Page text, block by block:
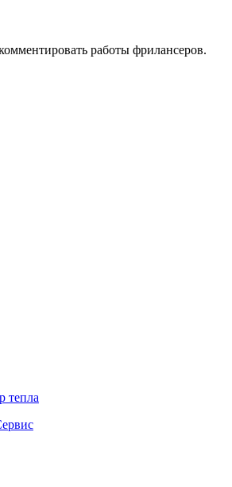
работы фрилансеров.
тепла